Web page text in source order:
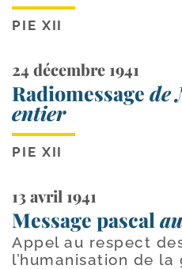
PIE XII
24 décembre 1941
Radiomessage de
entier
PIE XII
13 avril 1941
Message pascal
Appel au respect
l’humanisation de la